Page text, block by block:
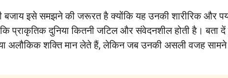
बजाय इसे समझने की जरूरत है क्योंकि यह उनकी शारीरिक और
प्राकृतिक दुनिया कितनी जटिल और संवेदनशील होती है। बता दें
अलौकिक शक्ति मान लेते हैं, लेकिन जब उनकी असली वजह सामने